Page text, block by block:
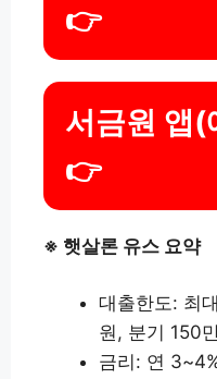
👉
서금원 앱(
👉
※ 햇살론 유스 요약
대출한도: 최
원, 분기 150
금리: 연